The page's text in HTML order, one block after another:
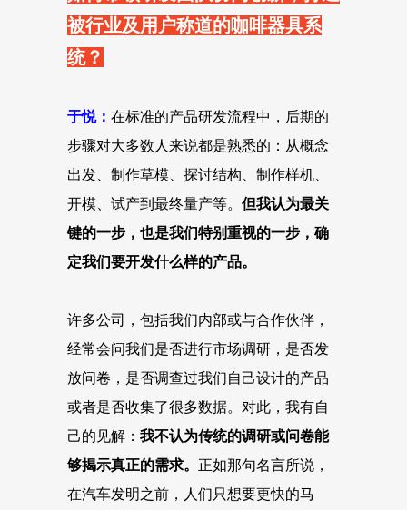
被行业及用户称道的咖啡器具系
统？
于悦： 在标准的产品研发流程中，后期的
步骤对大多数人来说都是熟悉的：从概念
出发、制作草模、探讨结构、制作样机、
开模、试产到最终量产等。 但我认为最关
键的一步，也是我们特别重视的一步，确
定我们要开发什么样的产品。
许多公司，包括我们内部或与合作伙伴，
经常会问我们是否进行市场调研，是否发
放问卷，是否调查过我们自己设计的产品
或者是否收集了很多数据。对此，我有自
己的见解： 我不认为传统的调研或问卷能
够揭示真正的需求。 正如那句名言所说，
在汽车发明之前，人们只想要更快的马